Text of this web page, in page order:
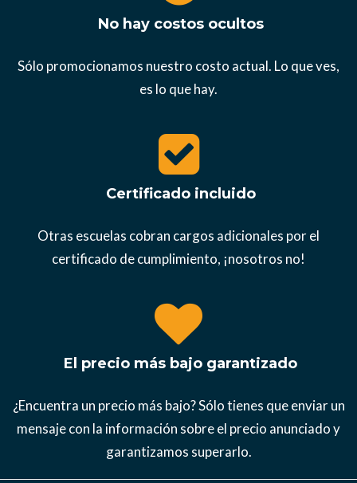
No hay costos ocultos
Sólo promocionamos nuestro costo actual. Lo que ves,
es lo que hay.
Certificado incluido
Otras escuelas cobran cargos adicionales por el
certificado de cumplimiento, ¡nosotros no!
El precio más bajo garantizado
¿Encuentra un precio más bajo? Sólo tienes que enviar un
mensaje con la información sobre el precio anunciado y
garantizamos superarlo.